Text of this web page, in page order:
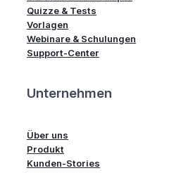
Quizze & Tests
Vorlagen
Webinare & Schulungen
Support-Center
Unternehmen
Über uns
Produkt
Kunden-Stories